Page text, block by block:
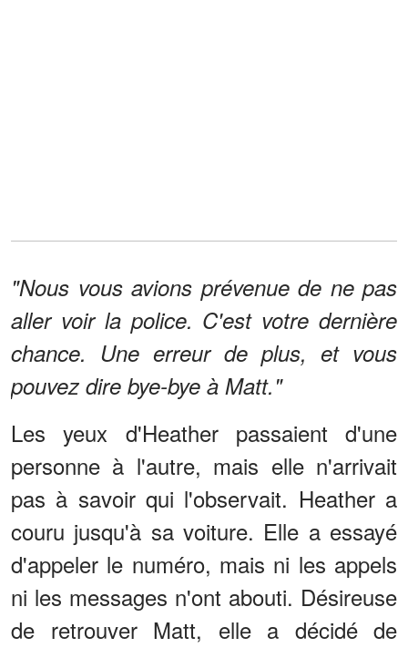
"Nous vous avions prévenue de ne pas
aller voir la police. C'est votre dernière
chance. Une erreur de plus, et vous
pouvez dire bye-bye à Matt."
Les yeux d'Heather passaient d'une
personne à l'autre, mais elle n'arrivait
pas à savoir qui l'observait. Heather a
couru jusqu'à sa voiture. Elle a essayé
d'appeler le numéro, mais ni les appels
ni les messages n'ont abouti. Désireuse
de retrouver Matt, elle a décidé de